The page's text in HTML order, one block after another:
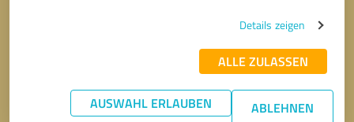
Details zeigen
ALLE ZULASSEN
AUSWAHL ERLAUBEN ABLEHNEN